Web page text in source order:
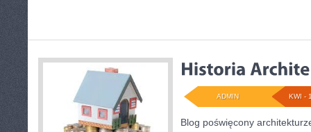
KWI -
ADMIN
Blog poświęcony